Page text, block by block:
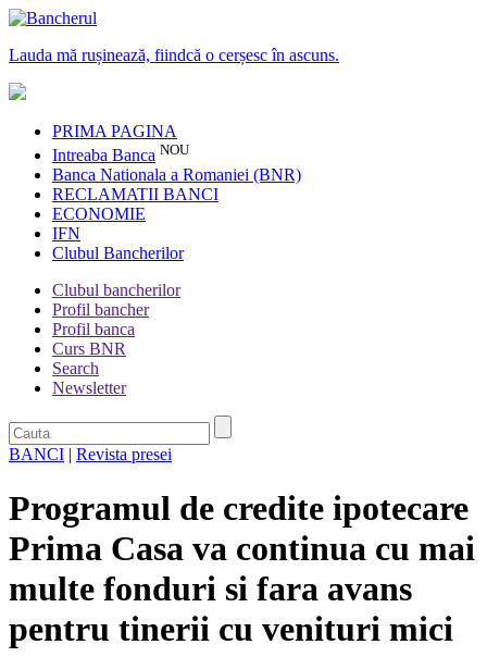
Lauda mă rușinează, fiindcă o cerșesc în ascuns.
PRIMA PAGINA
Intreaba Banca NOU
Banca Nationala a Romaniei (BNR)
RECLAMATII BANCI
ECONOMIE
IFN
Clubul Bancherilor
Clubul bancherilor
Profil bancher
Profil banca
Curs BNR
Search
Newsletter
BANCI | Revista presei
Programul de credite ipotecare
Prima Casa va continua cu mai
multe fonduri si fara avans
pentru tinerii cu venituri mici